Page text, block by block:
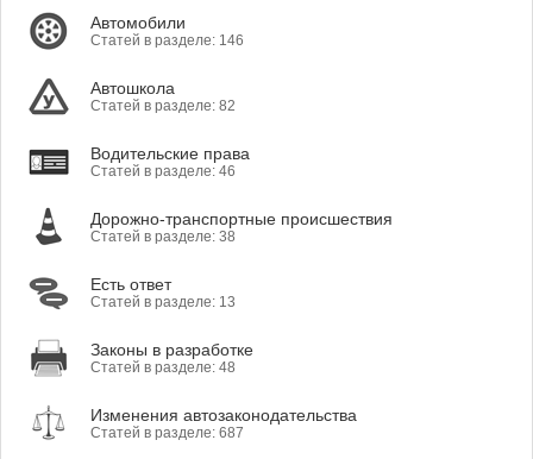
Автомобили
Статей в разделе: 146
Автошкола
Статей в разделе: 82
Водительские права
Статей в разделе: 46
Дорожно-транспортные происшествия
Статей в разделе: 38
Есть ответ
Статей в разделе: 13
Законы в разработке
Статей в разделе: 48
Изменения автозаконодательства
Статей в разделе: 687